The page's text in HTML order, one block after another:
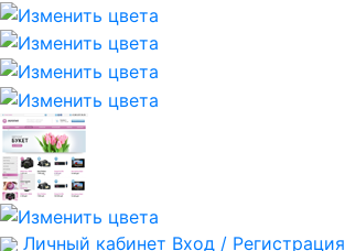
Личный кабинет Вход / Регистрация